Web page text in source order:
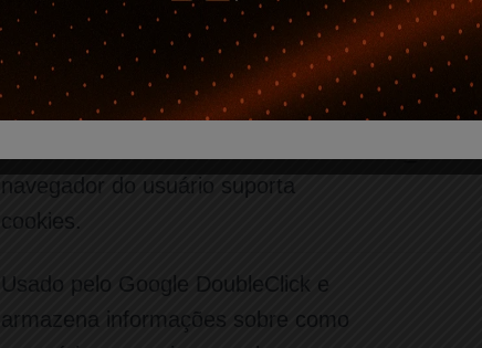
site.
Este biscoito é definido por
doubleclick.net. O objetivo do
navegador do usuário suporta
cookies.
Usado pelo Google DoubleClick e
armazena informações sobre como